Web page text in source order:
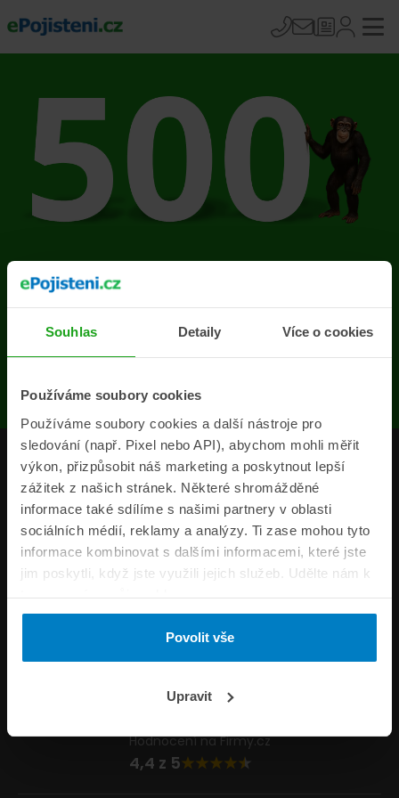
Souhlas Detaily Více o cookies
Používáme soubory cookies
Používáme soubory cookies a další nástroje pro
sledování (např. Pixel nebo API), abychom mohli měřit
výkon, přizpůsobit náš marketing a poskytnout lepší
zážitek z našich stránek. Některé shromážděné
informace také sdílíme s našimi partnery v oblasti
sociálních médií, reklamy a analýzy. Ti zase mohou tyto
informace kombinovat s dalšími informacemi, které jste
jim poskytli, když jste využili jejich služeb. Udělte nám k
tomu prosím svůj souhlas.
Povolit vše
Upravit
Na stránce se vyskytla
chyba
Produkty
Pojišťovny
Informace
ePojisteni.cz
Formuláře
Napište nám
Hodnocení na Firmy.cz
4,4 z 5